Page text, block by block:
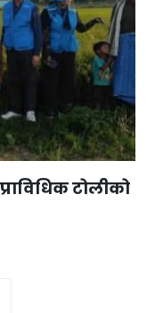
टोलीको